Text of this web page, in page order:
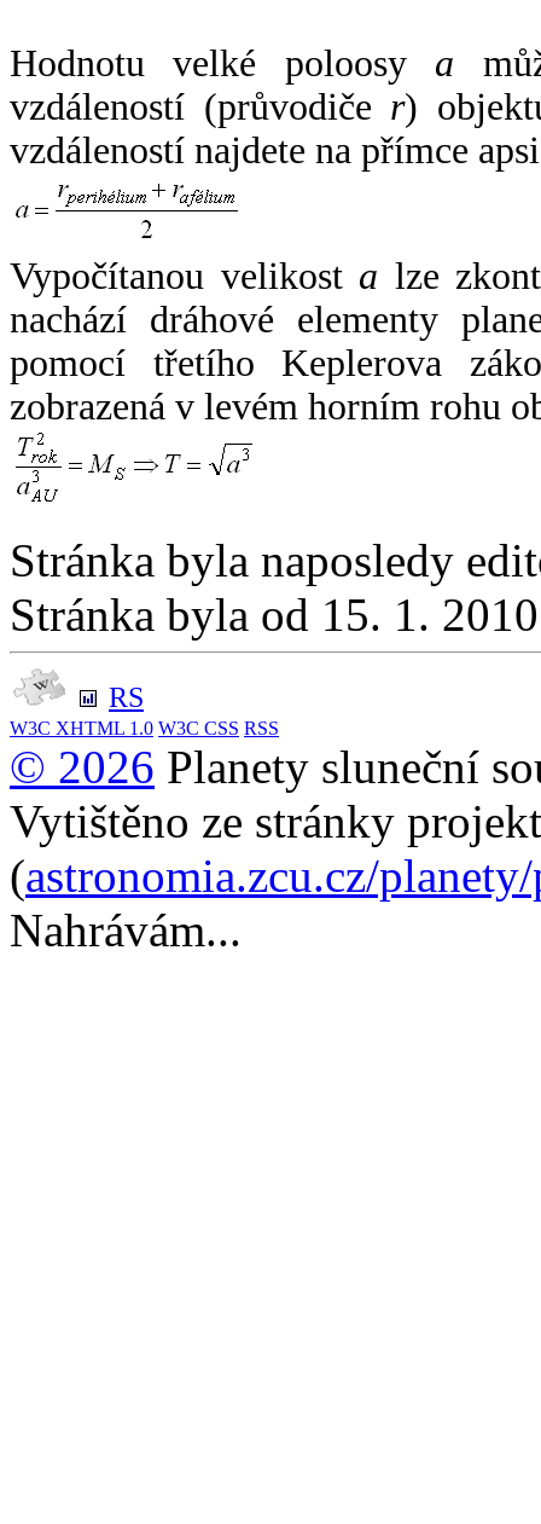
Hodnotu velké poloosy a
vzdáleností (průvodiče r)
vzdáleností najdete na přímce
Vypočítanou velikost a lze
nachází dráhové elementy
pomocí třetího Keplerova
zobrazená v levém horním rohu
Stránka byla naposledy
Stránka byla od 15. 1.
RS
W3C XHTML 1.0 W3C CSS RSS
© 2026 Planety sluneční
Vytištěno ze stránky
(astronomia.zcu.cz/
Nahrávám...